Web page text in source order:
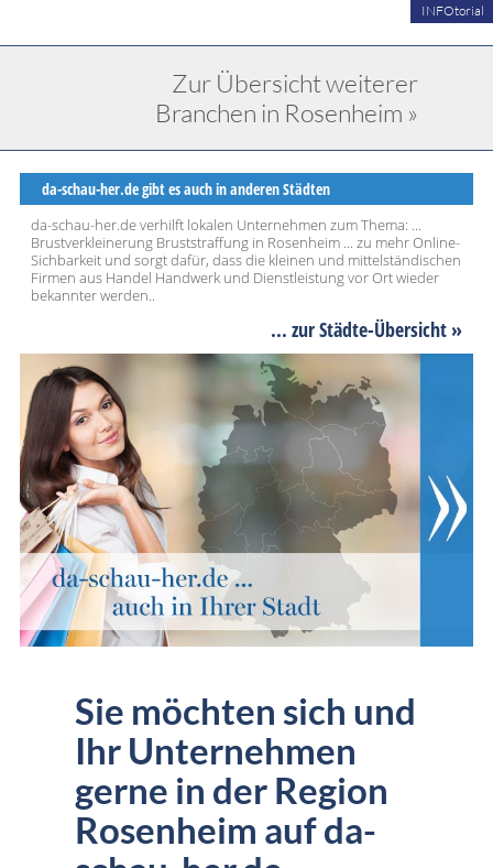
INFOtorial
Zur Übersicht weiterer
Branchen in Rosenheim »
da-schau-her.de gibt es auch in anderen Städten
da-schau-her.de verhilft lokalen Unternehmen zum Thema: ...
Brustverkleinerung Bruststraffung in Rosenheim ... zu mehr Online-
Sichbarkeit und sorgt dafür, dass die kleinen und mittelständischen
Firmen aus Handel Handwerk und Dienstleistung vor Ort wieder
bekannter werden..
... zur Städte-Übersicht »
Sie möchten sich und
Ihr Unternehmen
gerne in der Region
Rosenheim auf da-